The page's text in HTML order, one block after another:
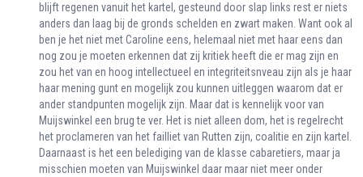
blijft regenen vanuit het kartel, gesteund door slap links rest er niets
anders dan laag bij de gronds schelden en zwart maken. Want ook al
ben je het niet met Caroline eens, helemaal niet met haar eens dan
nog zou je moeten erkennen dat zij kritiek heeft die er mag zijn en
zou het van en hoog intellectueel en integriteitsnveau zijn als je haar
haar mening gunt en mogelijk zou kunnen uitleggen waarom dat er
ander standpunten mogelijk zijn. Maar dat is kennelijk voor van
Muijswinkel een brug te ver. Het is niet alleen dom, het is regelrecht
het proclameren van het failliet van Rutten zijn, coalitie en zijn kartel.
Daarnaast is het een belediging van de klasse cabaretiers, maar ja
misschien moeten van Muijswinkel daar maar niet meer onder